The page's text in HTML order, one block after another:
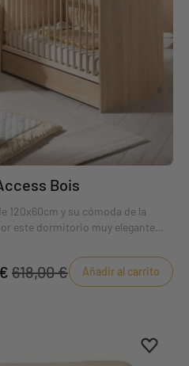
Bois
120x60cm y su cómoda de la
este dormitorio muy elegante
dormitorio!
618,00 € Añadir al carrito
borrar